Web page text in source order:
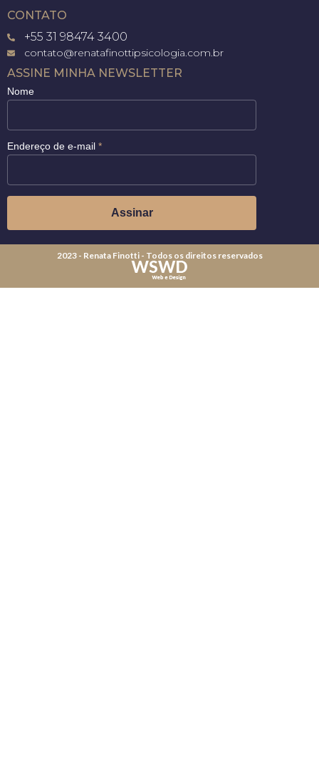
CONTATO
+55 31 98474 3400
contato@renatafinottipsicologia.com.br
ASSINE MINHA NEWSLETTER
Nome
Endereço de e-mail *
2023 - Renata Finotti - Todos os direitos reservados